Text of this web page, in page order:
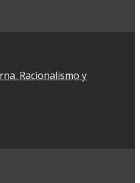
Racionalismo y